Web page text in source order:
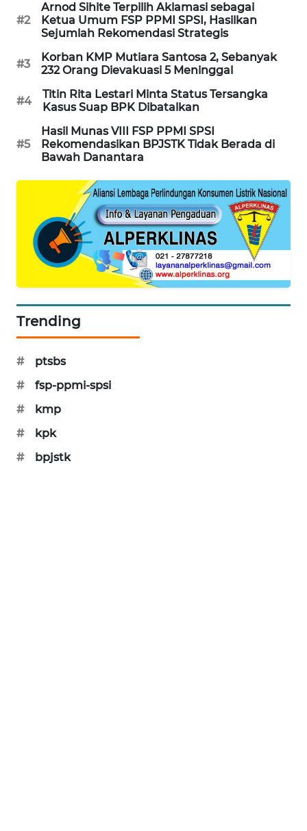
#2
Arnod Sihite Terpilih Aklamasi sebagai
Ketua Umum FSP PPMI SPSI, Hasilkan
Sejumlah Rekomendasi Strategis
#3
Korban KMP Mutiara Santosa 2, Sebanyak
232 Orang Dievakuasi 5 Meninggal
#4
Titin Rita Lestari Minta Status Tersangka
Kasus Suap BPK Dibatalkan
#5
Hasil Munas VIII FSP PPMI SPSI
Rekomendasikan BPJSTK Tidak Berada di
Bawah Danantara
Trending
#
ptsbs
#
fsp-ppmi-spsi
#
kmp
#
kpk
#
bpjstk
WAHANA
ID
WAHANANEWS
CO ID
WAHANANEWS
WAHANA
SPORT
WAHANA
WAHANA
WAHANA
WAHANA
OTOMOTIF